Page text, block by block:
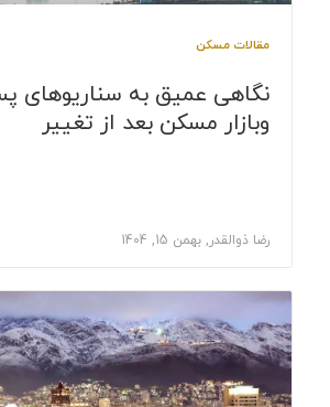
مقالات مسکن
نگاهی عمیق به سناریوهای
وبازار مسکن بعد از تغییر
رضا ذوالقدر, بهمن 15, 1404